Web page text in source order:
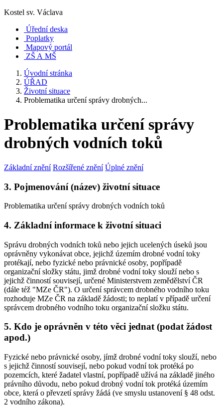
Kostel sv. Václava
Úřední deska
Poplatky
Mapový portál
ZŠ A MŠ
Úvodní stránka
ÚŘAD
Životní situace
Problematika určení správy drobných...
Problematika určení správy
drobných vodních toků
Základní znění Rozšířené znění Úplné znění
3. Pojmenování (název) životní situace
Problematika určení správy drobných vodních toků
4. Základní informace k životní situaci
Správu drobných vodních toků nebo jejich ucelených úseků jsou
oprávněny vykonávat obce, jejichž územím drobné vodní toky
protékají, nebo fyzické nebo právnické osoby, popřípadě
organizační složky státu, jimž drobné vodní toky slouží nebo s
jejichž činností souvisejí, určené Ministerstvem zemědělství ČR
(dále též "MZe ČR"). O určení správcem drobného vodního toku
rozhoduje MZe ČR na základě žádosti; to neplatí v případě určení
správcem drobného vodního toku organizační složku státu.
5. Kdo je oprávněn v této věci jednat (podat žádost
apod.)
Fyzické nebo právnické osoby, jímž drobné vodní toky slouží, nebo
s jejichž činností souvisejí, nebo pokud vodní tok protéká po
pozemcích, které žadatel vlastní, popřípadě užívá na základě jiného
právního důvodu, nebo pokud drobný vodní tok protéká územím
obce, která o převzetí správy žádá (ve smyslu ustanovení § 48 odst.
2 vodního zákona).